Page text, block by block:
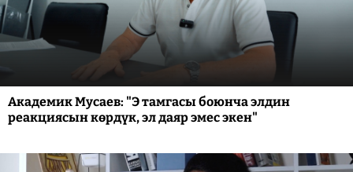
Академик Мусаев: "Э тамгасы боюнча элдин
реакциясын көрдүк, эл даяр эмес экен"